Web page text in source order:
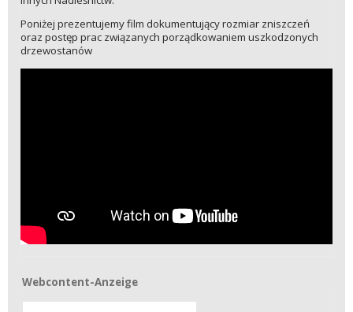
Poniżej prezentujemy film dokumentujący rozmiar zniszczeń
oraz postęp prac związanych porządkowaniem uszkodzonych
drzewostanów
Webcontent-Anzeige
Webcontent-Anzeige